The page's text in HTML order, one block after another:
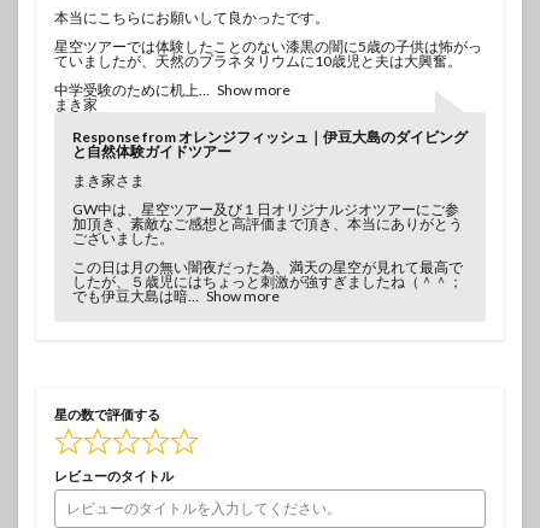
本当にこちらにお願いして良かったです。
星空ツアーでは体験したことのない漆黒の闇に5歳の子供は怖がっ
ていましたが、天然のプラネタリウムに10歳児と夫は大興奮。
中学受験のために机上
Show more
まき家
Response from オレンジフィッシュ｜伊豆大島のダイビング
と自然体験ガイドツアー
まき家さま
GW中は、星空ツアー及び１日オリジナルジオツアーにご参
加頂き、素敵なご感想と高評価まで頂き、本当にありがとう
ございました。
この日は月の無い闇夜だった為、満天の星空が見れて最高で
したが、５歳児にはちょっと刺激が強すぎましたね（＾＾；
でも伊豆大島は暗
Show more
星の数で評価する
レビューのタイトル